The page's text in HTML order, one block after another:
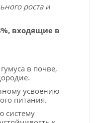
роста и
входящие в
в почве,
усвоению
питания.
систему